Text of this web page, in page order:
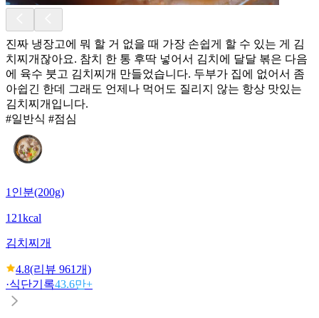
진짜 냉장고에 뭐 할 거 없을 때 가장 손쉽게 할 수 있는 게 김
치찌개잖아요. 참치 한 통 후딱 넣어서 김치에 달달 볶은 다음
에 육수 붓고 김치찌개 만들었습니다. 두부가 집에 없어서 좀
아쉽긴 한데 그래도 언제나 먹어도 질리지 않는 항상 맛있는
김치찌개입니다.
#일반식 #점심
1인분(200g)
121kcal
김치찌개
4.8(리뷰 961개)
·식단기록43.6만+